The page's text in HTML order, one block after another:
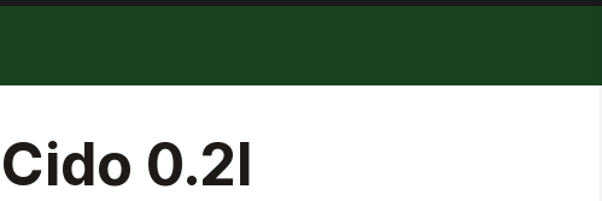
Cido 0.2l